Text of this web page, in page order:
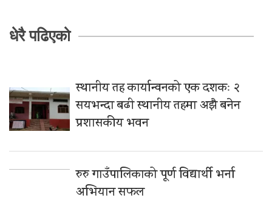
धेरै पढिएको
स्थानीय तह कार्यान्वनको एक दशकः २
सयभन्दा बढी स्थानीय तहमा अझै बनेन
प्रशासकीय भवन
रुरु गाउँपालिकाको पूर्ण विद्यार्थी भर्ना
अभियान सफल